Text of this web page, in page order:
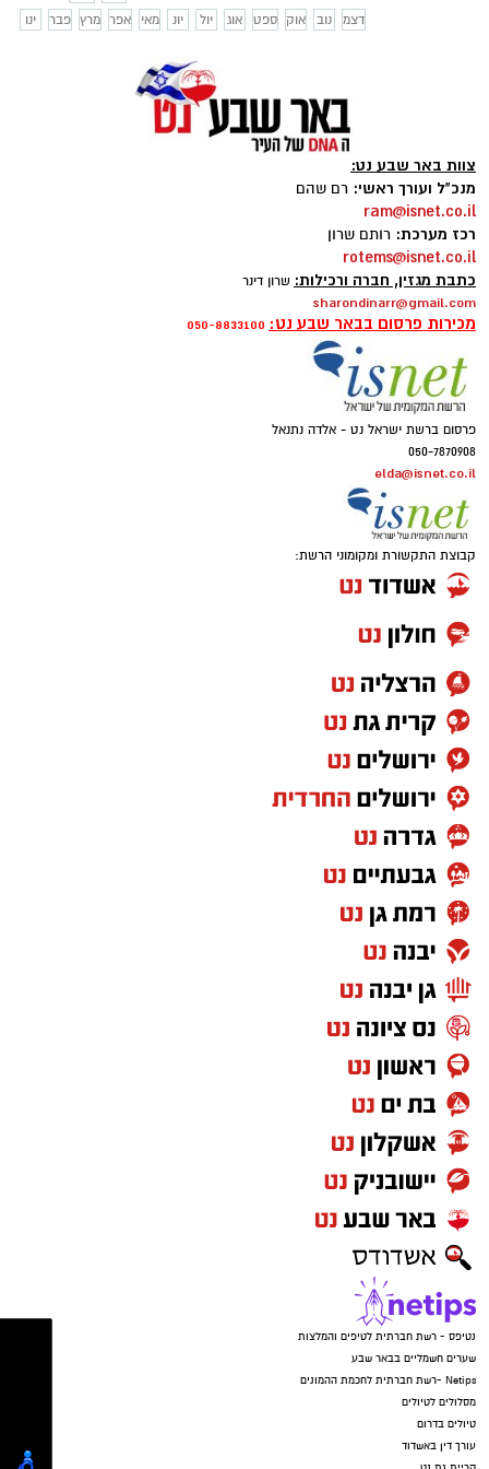
ינו
פבר מרץ אפר מאי יונ יול אוג ספט אוק נוב דצמ
צוות באר שבע נט:
מנכ"ל ועורך ראשי: רם שהם
ram@isnet.co.il
רכז מערכת: רותם שרון
rotems@isnet.co.il
כתבת מגזין, חברה ורכילות: שרון דינר
sharondinarr@gmail.com
מכירות פרסום בבאר שבע נט: 050-8833100
פרסום ברשת ישראל נט - אלדה נתנאל
050-7870908
elda@isnet.co.il
קבוצת התקשורת ומקומוני הרשת:
נטיפס - רשת חברתית לטיפים והמלצות
שערים חשמליים בבאר שבע
Netips -רשת חברתית לחכמת ההמונים
מסלולים לטיולים
טיולים בדרום
עורך דין באשדוד